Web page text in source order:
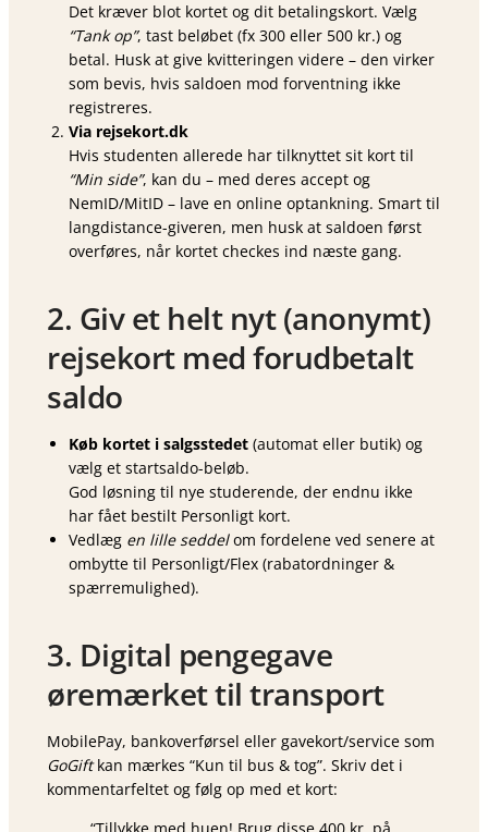
Det kræver blot kortet og dit betalingskort. Vælg
“Tank op”, tast beløbet (fx 300 eller 500 kr.) og
betal. Husk at give kvitteringen videre – den virker
som bevis, hvis saldoen mod forventning ikke
registreres.
Via rejsekort.dk
Hvis studenten allerede har tilknyttet sit kort til
“Min side”, kan du – med deres accept og
NemID/MitID – lave en online optankning. Smart til
langdistance-giveren, men husk at saldoen først
overføres, når kortet checkes ind næste gang.
2. Giv et helt nyt (anonymt)
rejsekort med forudbetalt
saldo
Køb kortet i salgsstedet (automat eller butik) og
vælg et startsaldo-beløb.
God løsning til nye studerende, der endnu ikke
har fået bestilt Personligt kort.
Vedlæg en lille seddelom fordelene ved senere at
ombytte til Personligt/Flex (rabatordninger &
spærremulighed).
3. Digital pengegave
øremærket til transport
MobilePay, bankoverførsel eller gavekort/service som
GoGiftkan mærkes “Kun til bus & tog”. Skriv det i
kommentarfeltet og følg op med et kort: